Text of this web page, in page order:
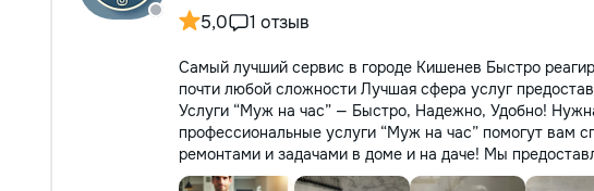
5,0 1 отзыв
Самый лучший сервис в городе Кишенев Быстро
почти любой сложности Лучшая сфера услуг
Услуги “Муж на час” — Быстро, Надежно, Удобно!
профессиональные услуги “Муж на час” помогут вам
ремонтами и задачами в доме и на даче! Мы